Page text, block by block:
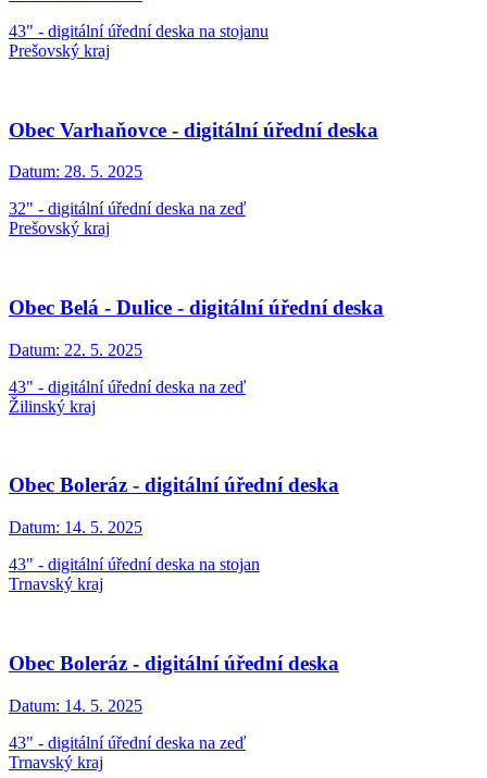
43" - digitální úřední deska na stojanu
Prešovský kraj
Obec Varhaňovce - digitální úřední deska
Datum: 28. 5. 2025
32" - digitální úřední deska na zeď
Prešovský kraj
Obec Belá - Dulice - digitální úřední deska
Datum: 22. 5. 2025
43" - digitální úřední deska na zeď
Žilinský kraj
Obec Boleráz - digitální úřední deska
Datum: 14. 5. 2025
43" - digitální úřední deska na stojan
Trnavský kraj
Obec Boleráz - digitální úřední deska
Datum: 14. 5. 2025
43" - digitální úřední deska na zeď
Trnavský kraj